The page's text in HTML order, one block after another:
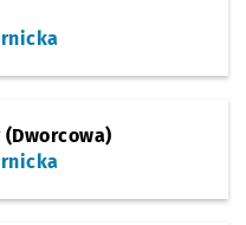
(Dworcowa)